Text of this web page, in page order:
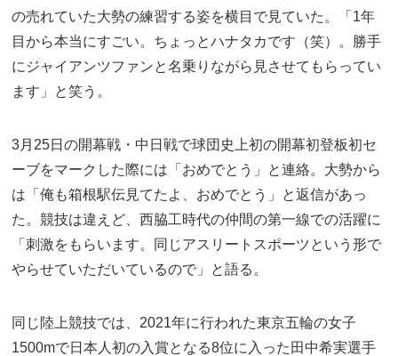
の売れていた大勢の練習する姿を横目で見ていた。「1年
目から本当にすごい。ちょっとハナタカです（笑）。勝手
にジャイアンツファンと名乗りながら見させてもらってい
ます」と笑う。
3月25日の開幕戦・中日戦で球団史上初の開幕初登板初セ
ーブをマークした際には「おめでとう」と連絡。大勢から
は「俺も箱根駅伝見てたよ、おめでとう」と返信があっ
た。競技は違えど、西脇工時代の仲間の第一線での活躍に
「刺激をもらいます。同じアスリートスポーツという形で
やらせていただいているので」と語る。
同じ陸上競技では、2021年に行われた東京五輪の女子
1500mで日本人初の入賞となる8位に入った田中希実選手